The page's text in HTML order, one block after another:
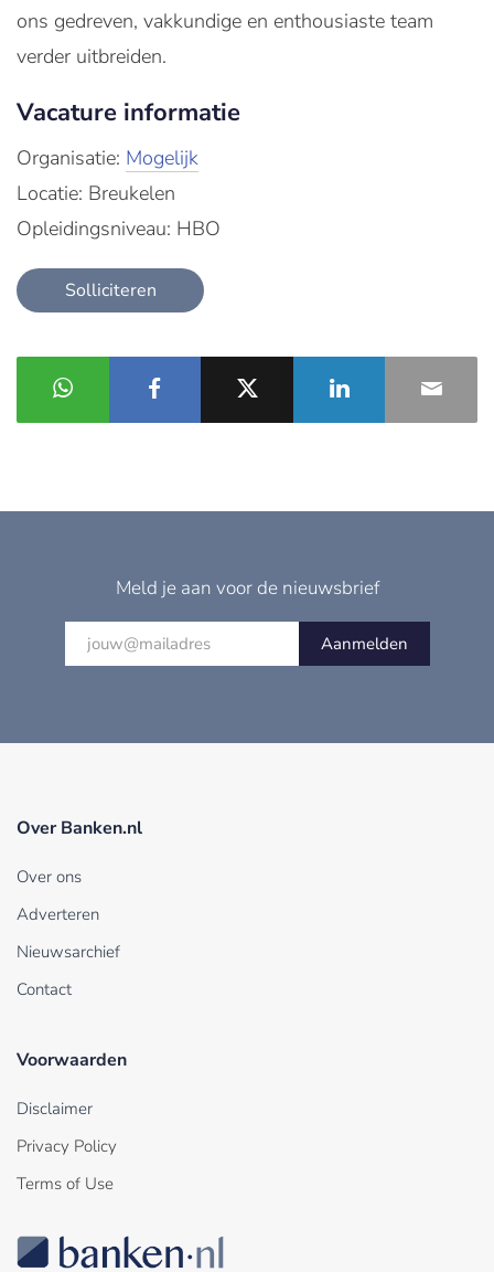
ons gedreven, vakkundige en enthousiaste team
verder uitbreiden.
Vacature informatie
Organisatie: Mogelijk
Locatie: Breukelen
Opleidingsniveau: HBO
Solliciteren
Meld je aan voor de nieuwsbrief
Aanmelden
Over Banken.nl
Over ons
Adverteren
Nieuwsarchief
Contact
Voorwaarden
Disclaimer
Privacy Policy
Terms of Use